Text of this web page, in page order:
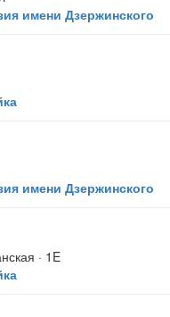
имени Дзержинского
имени Дзержинского
· 1E